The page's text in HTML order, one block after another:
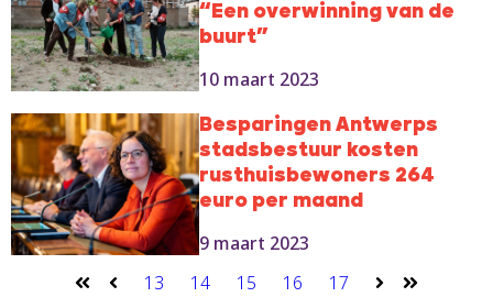
“Een overwinning van de
buurt”
10 maart 2023
Besparingen Antwerps
stadsbestuur kosten
rusthuisbewoners 264
euro per maand
9 maart 2023
EersteVorige13 14 15 16 17 Volgende
Laatste